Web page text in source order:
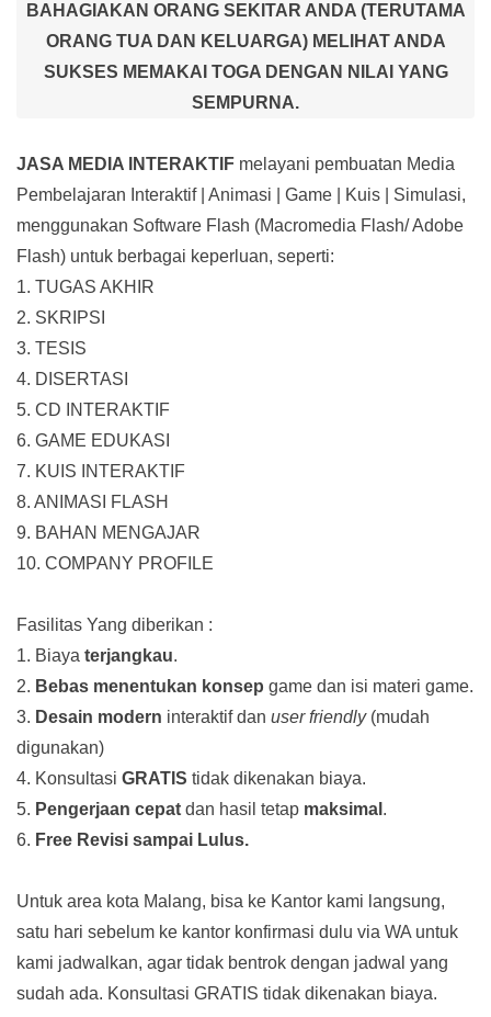
BAHAGIAKAN ORANG SEKITAR ANDA (TERUTAMA
ORANG TUA DAN KELUARGA) MELIHAT ANDA
SUKSES MEMAKAI TOGA DENGAN NILAI YANG
SEMPURNA.
JASA MEDIA INTERAKTIF melayani pembuatan Media
Pembelajaran Interaktif| Animasi | Game | Kuis | Simulasi,
menggunakan Software Flash (Macromedia Flash/ Adobe
Flash) untuk berbagai keperluan, seperti:
1. TUGAS AKHIR
2. SKRIPSI
3. TESIS
4. DISERTASI
5. CD INTERAKTIF
6. GAME EDUKASI
7. KUIS INTERAKTIF
8. ANIMASI FLASH
9. BAHAN MENGAJAR
10. COMPANY PROFILE
Fasilitas Yang diberikan :
1. Biaya terjangkau.
2. Bebas menentukan konsep game dan isi materi game.
3. Desain modern interaktif dan user friendly(mudah
digunakan)
4. Konsultasi GRATIS tidak dikenakan biaya.
5. Pengerjaan cepat dan hasil tetap maksimal .
6. Free Revisi sampai Lulus.
Untuk area kota Malang, bisa ke Kantor kami langsung,
satu hari sebelum ke kantor konfirmasi dulu via WA untuk
kami jadwalkan, agar tidak bentrok dengan jadwal yang
sudah ada. Konsultasi GRATIS tidak dikenakan biaya.